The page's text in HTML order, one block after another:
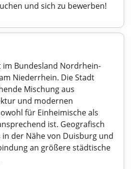
und sich zu bewerben!
im Bundesland Nordrhein-
Niederrhein. Die Stadt
Mischung aus
und modernen
für Einheimische als
ist. Geografisch
der Nähe von Duisburg und
an größere städtische